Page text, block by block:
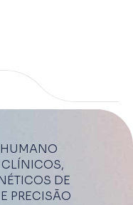
DE
PRECISÃO